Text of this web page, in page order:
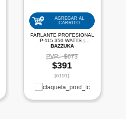
AGREGAR AL
CARRITO
PARLANTE PROFESIONAL
P-115 350 WATTS |
BAZZUKA
PVP: $673
$391
[6191]